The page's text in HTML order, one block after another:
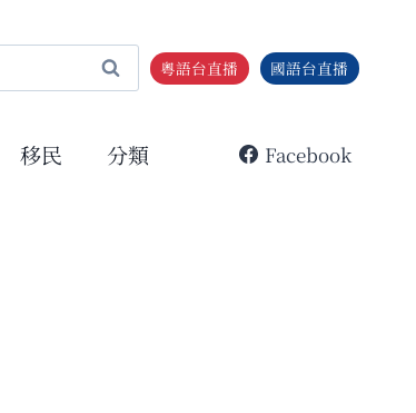
粵語台直播 國語台直播
移民 分類 Facebook